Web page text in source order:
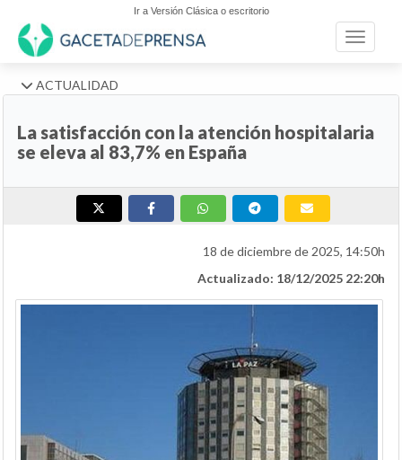
Ir a Versión Clásica o escritorio
Toggle
ACTUALIDAD
La satisfacción con la atención hospitalaria
se eleva al 83,7% en España
18 de diciembre de 2025, 14:50h
Actualizado: 18/12/2025 22:20h